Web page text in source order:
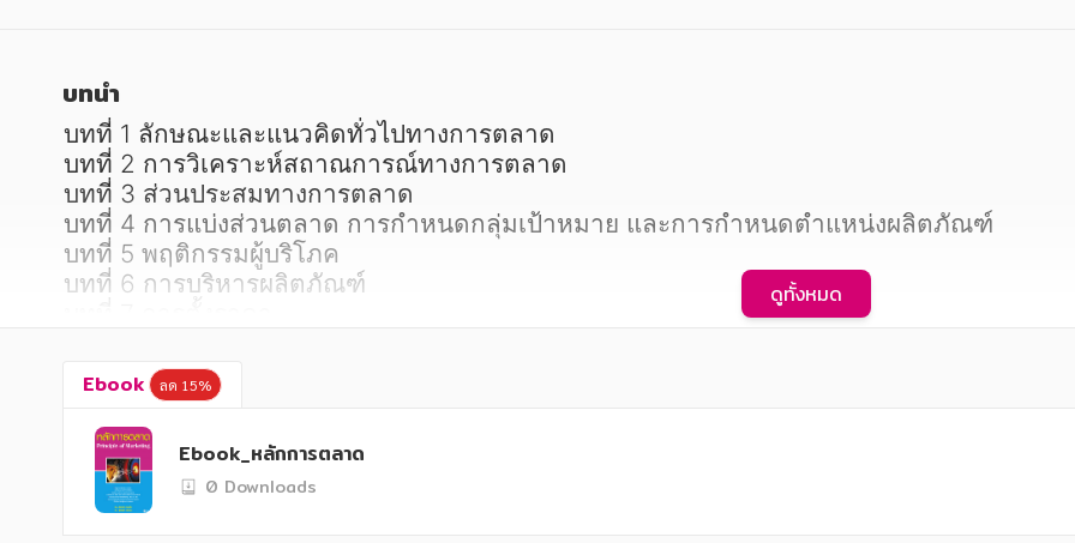
การ์ตูนความรู้ การ์ตูน
การ์ตูนมังงะ (Manga)
การ์ตูนความรู้ การ์ตูน
การ์ตูนมังงะ (Manga)
บทนำ
บทที่ 1 ลักษณะและแนวคิดทั่วไปทางการตลาด
บทที่ 2 การวิเคราะห์สถาณการณ์ทางการตลาด
บทที่ 3 ส่วนประสมทางการตลาด
บทที่ 4 การแบ่งส่วนตลาด การกำหนดกลุ่มเป้าหมาย และการกำหนดตำแหน่งผลิตภัณฑ์
บทที่ 5 พฤติกรรมผู้บริโภค
บทที่ 6 การบริหารผลิตภัณฑ์
บทที่ 9 การส่งเสริมการตลาด
บทที่ 10 การปฏิบัติและการควบคุมทางการตลาด
ดูทั้งหมด
Ebook ลด 15%
Ebook_หลักการตลาด
0 Downloads